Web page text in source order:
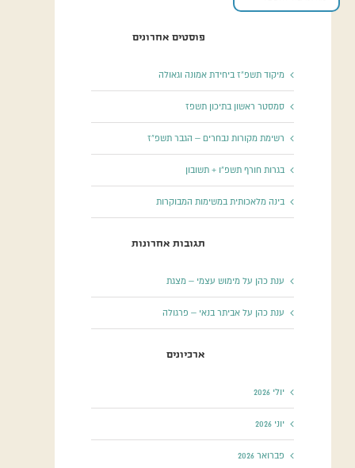
פוסטים אחרונים
מיקוד תשפ”ז ביחידת אמונה וגאולה
סמסטר ראשון בתיכון תשפז
רשימת מקורות נבחרים – הגבר תשפ”ז
בגרות חורף תשפ”ו + תשובון
בינה מלאכותית במשימות המבוקרות
תגובות אחרונות
ענת כהן על מימוש עצמי – מצגת
ענת כהן על אביתר בנאי – פרגולה
ארכיונים
יולי 2026
יוני 2026
פברואר 2026